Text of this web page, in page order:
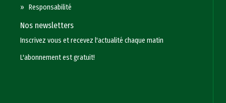
»Responsabilité
Nos newsletters
Inscrivez vous et recevez l'actualité chaque matin
L'abonnement est gratuit!